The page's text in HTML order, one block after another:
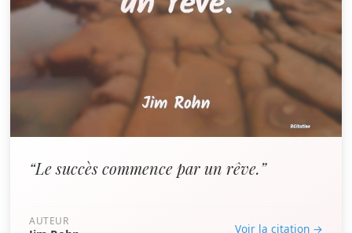
“Le succès commence par un rêve.”
AUTEUR Voir la citation →